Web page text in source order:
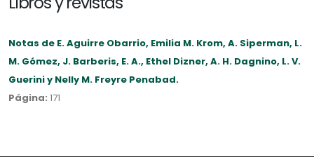
Notas de E. Aguirre Obarrio, Emilia M. Krom, A. Siperman, L.
M. Gómez, J. Barberis, E. A., Ethel Dizner, A. H. Dagnino, L. V.
Guerini y Nelly M. Freyre Penabad.
Página: 171